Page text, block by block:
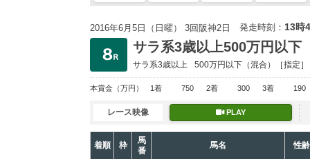
2016年6月5日（日曜） 3回阪神2日 発走時刻： 13時
サラ系3歳以上500万円以下
サラ系3歳以上 500万円以下 （混合）［指定］
本賞金 （万円） 1着 750 2着 300 3着 190
レース映像 PLAY
着順 枠
馬
番
馬名 性齢